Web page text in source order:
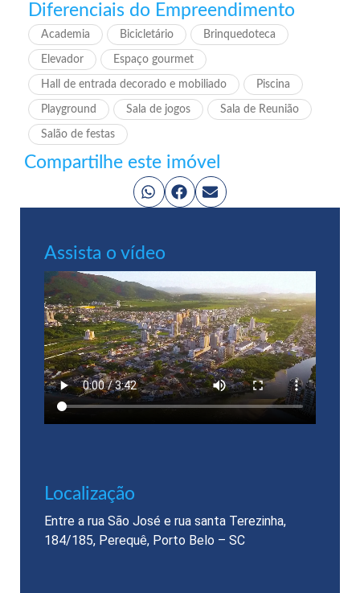
Diferenciais do Empreendimento
Academia Bicicletário Brinquedoteca
Elevador Espaço gourmet
Hall de entrada decorado e mobiliado Piscina
Playground Sala de jogos Sala de Reunião
Salão de festas
Compartilhe este imóvel
Assista o vídeo
Localização​
Entre a rua São José e rua santa Terezinha,
184/185, Perequê, Porto Belo – SC